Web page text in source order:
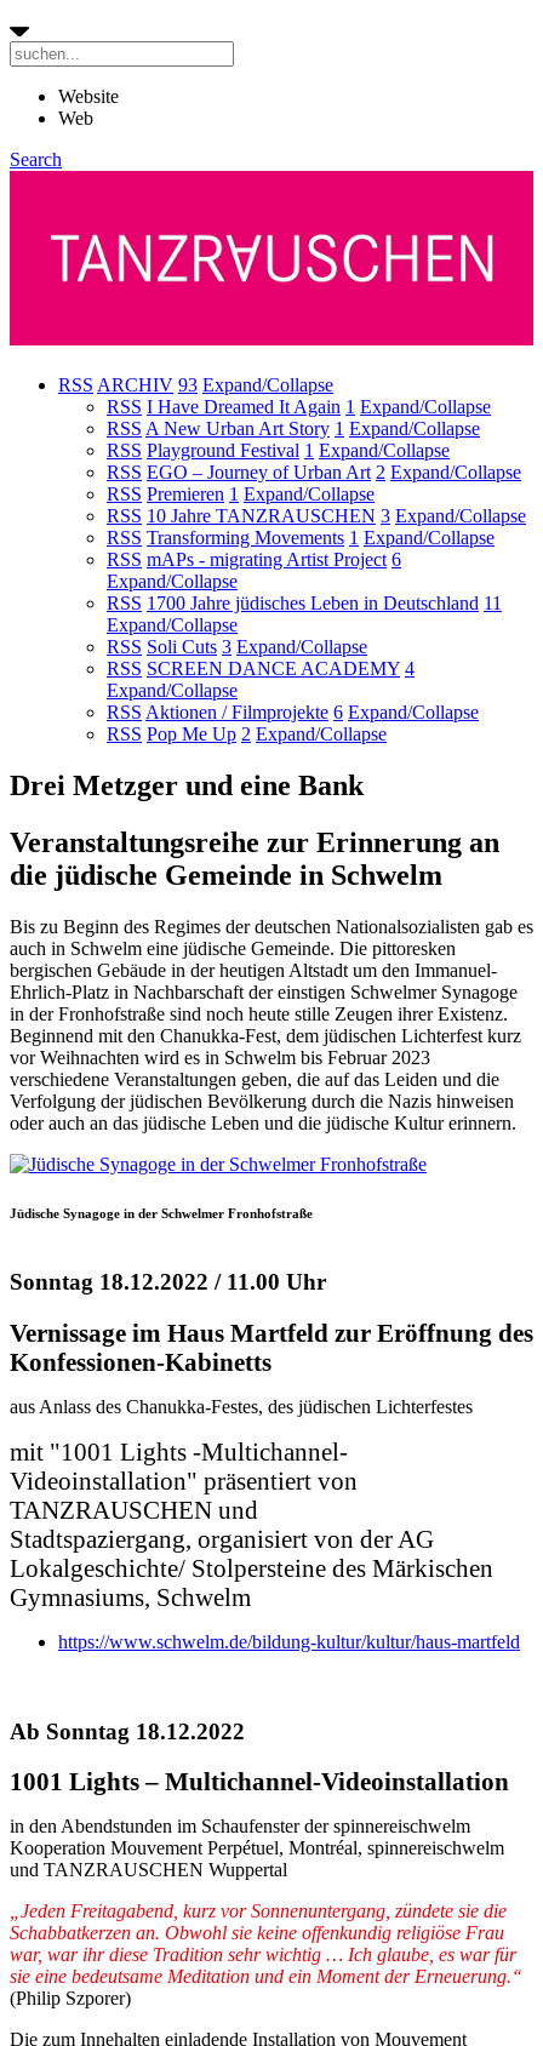
Website
Web
Search
RSS ARCHIV 93 Expand/Collapse
RSS I Have Dreamed It Again 1 Expand/Collapse
RSS A New Urban Art Story 1 Expand/Collapse
RSS Playground Festival 1 Expand/Collapse
RSS EGO – Journey of Urban Art 2 Expand/Collapse
RSS Premieren 1 Expand/Collapse
RSS 10 Jahre TANZRAUSCHEN 3 Expand/Collapse
RSS Transforming Movements 1 Expand/Collapse
RSS mAPs - migrating Artist Project 6
Expand/Collapse
RSS 1700 Jahre jüdisches Leben in Deutschland 11
Expand/Collapse
RSS Soli Cuts 3 Expand/Collapse
RSS SCREEN DANCE ACADEMY 4
Expand/Collapse
RSS Aktionen / Filmprojekte 6 Expand/Collapse
RSS Pop Me Up 2 Expand/Collapse
Drei Metzger und eine Bank
Veranstaltungsreihe zur Erinnerung an
die jüdische Gemeinde in Schwelm
Bis zu Beginn des Regimes der deutschen Nationalsozialisten gab es
auch in Schwelm eine jüdische Gemeinde. Die pittoresken
bergischen Gebäude in der heutigen Altstadt um den Immanuel-
Ehrlich-Platz in Nachbarschaft der einstigen Schwelmer Synagoge
in der Fronhofstraße sind noch heute stille Zeugen ihrer Existenz.
Beginnend mit den Chanukka-Fest, dem jüdischen Lichterfest kurz
vor Weihnachten wird es in Schwelm bis Februar 2023
verschiedene Veranstaltungen geben, die auf das Leiden und die
Verfolgung der jüdischen Bevölkerung durch die Nazis hinweisen
oder auch an das jüdische Leben und die jüdische Kultur erinnern.
Jüdische Synagoge in der Schwelmer Fronhofstraße
Sonntag 18.12.2022 / 11.00 Uhr
Vernissage im Haus Martfeld zur Eröffnung des
Konfessionen-Kabinetts
aus Anlass des Chanukka-Festes, des jüdischen Lichterfestes
mit "1001 Lights -Multichannel-
Videoinstallation" präsentiert von
TANZRAUSCHEN und
Stadtspaziergang, organisiert von der AG
Lokalgeschichte/ Stolpersteine des Märkischen
Gymnasiums, Schwelm
https://www.schwelm.de/bildung-kultur/kultur/haus-martfeld
Ab Sonntag 18.12.2022
1001 Lights – Multichannel-Videoinstallation
in den Abendstunden im Schaufenster der spinnereischwelm
Kooperation Mouvement Perpétuel, Montréal, spinnereischwelm
und TANZRAUSCHEN Wuppertal
„Jeden Freitagabend, kurz vor Sonnenuntergang, zündete sie die
Schabbatkerzen an. Obwohl sie keine offenkundig religiöse Frau
war, war ihr diese Tradition sehr wichtig … Ich glaube, es war für
sie eine bedeutsame Meditation und ein Moment der Erneuerung.“
(Philip Szporer)
Die zum Innehalten einladende Installation von Mouvement